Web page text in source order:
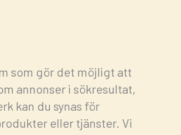
som gör det möjligt att
annonser i sökresultat,
kan du synas för
eller tjänster. Vi